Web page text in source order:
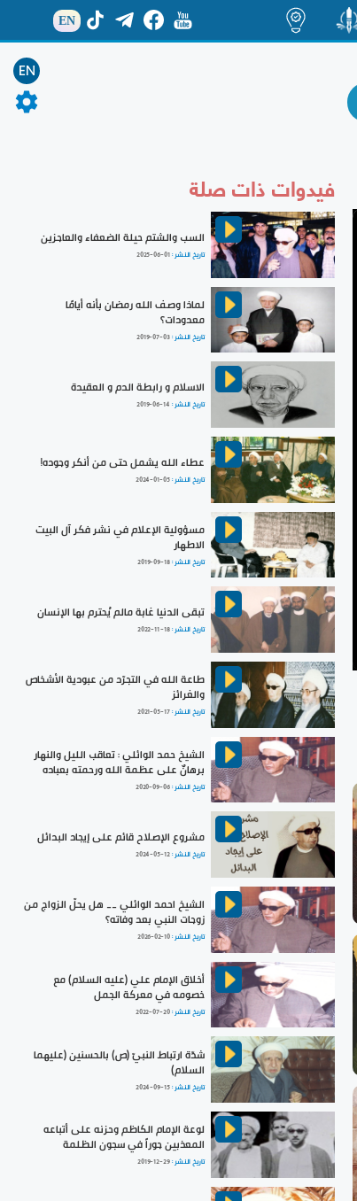
EN
EN
فيدوات ذات صلة
السب والشتم حيلة الضعفاء والعاجزين
تاريخ النشر :2025-06-01
لماذا وصف الله رمضان بأنه أيامًا
معدودات؟
تاريخ النشر :2019-07-03
الاسلام و رابطة الدم و العقيدة
تاريخ النشر : 2019-06-14
عطاء الله يشمل حتى من أنكر وجوده!
تاريخ النشر :2024-01-05
مسؤولية الإعلام في نشر فكر آل البيت
الاطهار
تاريخ النشر :2019-09-18
تبقى الدنيا غابة مالم يُحترم بها الإنسان
تاريخ النشر :2022-11-18
طاعة الله في التجرّد من عبودية الأشخاص
والغرائز
تاريخ النشر :2021-05-17
الشيخ حمد الوائلي : تعاقب الليل والنهار
برهانٌ على عظمة الله ورحمته بعباده
تاريخ النشر :2020-09-06
مشروع الإصلاح قائم على إيجاد البدائل
تاريخ النشر :2024-05-12
الشيخ احمد الوائلي __ هل يحلّ الزواج من
زوجات النبي بعد وفاته؟
تاريخ النشر :2026-02-10
أخلاق الإمام علي (عليه السلام) مع
خصومه في معركة الجمل
تاريخ النشر :2022-07-20
شدّة ارتباط النبيّ (ص) بالحسنين (عليهما
السلام)
تاريخ النشر :2024-09-15
لوعة الإمام الكاظم وحزنه على أتباعه
المعذبين جوراً في سجون الظلمة
تاريخ النشر :2019-12-29